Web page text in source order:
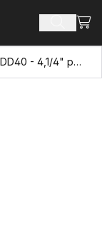
Căutați
HDD40 - 4,1/4" pe biți